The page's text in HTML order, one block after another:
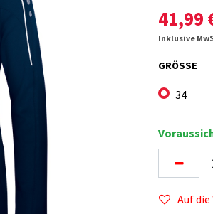
41,99
Inklusive
GRÖSSE
34
Auf